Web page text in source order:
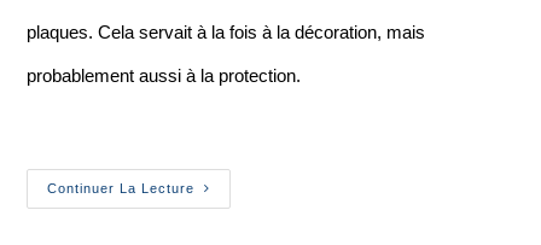
plaques. Cela servait à la fois à la décoration, mais
probablement aussi à la protection.
Continuer La Lecture